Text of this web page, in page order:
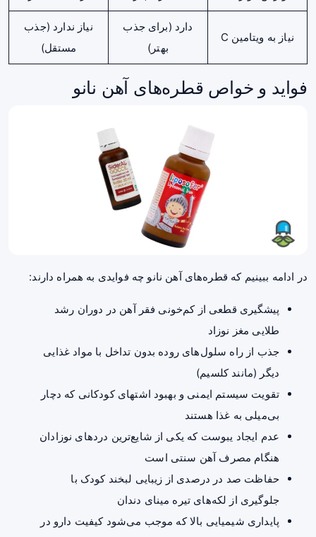
نیاز به ویتامین C
دارد (برای جذب
بهتر)
نیاز ندارد (جذب
مستقل)
فواید و خواص قطره‌های آهن نانو
در ادامه ببینیم که قطره‌های آهن نانو چه فوایدی به همراه دارند:
پیشگیری قطعی از کم‌خونی فقر آهن در دوران رشد
طلایی مغز نوزاد
جذب از راه سلول‌های روده بدون تداخل با مواد غذایی
دیگر (مانند کلسیم)
تقویت سیستم ایمنی و بهبود اشتهای کودکانی که دچار
بی‌میلی به غذا هستند
عدم ایجاد یبوست که یکی از شایع‌ترین دردهای نوزادان
هنگام مصرف آهن سنتی است
حفاظت صد در درصدی از زیبایی لبخند کودک با
جلوگیری از لکه‌های تیره مینای دندان
پایداری شیمیایی بالا که موجب می‌شود کیفیت دارو در